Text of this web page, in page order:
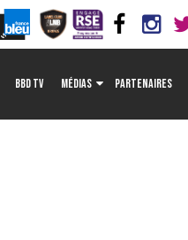
BBD TV MÉDIAS PARTENAIRES